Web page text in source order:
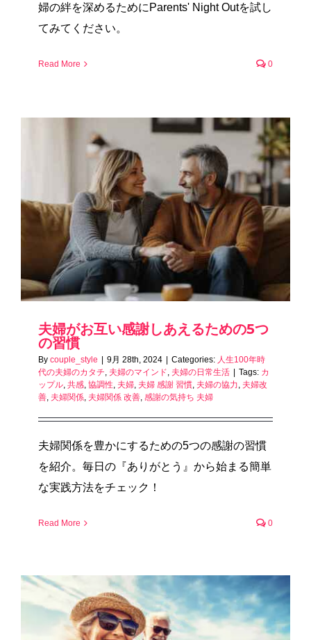
婦の絆を深めるためにParents' Night Outを試し
てみてください。
Read More 0
夫婦がお互い感謝しあえるための5つ
の習慣
By couple_style | 9月 28th, 2024 | Categories: 人生100年時
代の夫婦のカタチ 夫婦のマインド 夫婦の日常生活 | Tags: カ
ップル 共感 協調性 夫婦 夫婦 感謝 習慣 夫婦の協力 夫婦改
善 夫婦関係 夫婦関係 改善 感謝の気持ち 夫婦
夫婦関係を豊かにするための5つの感謝の習慣
を紹介。毎日の『ありがとう』から始まる簡単
な実践方法をチェック！
Read More 0